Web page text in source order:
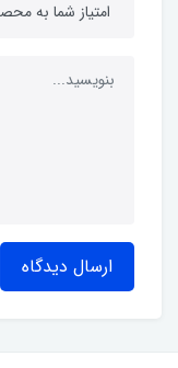
ارسال دیدگاه